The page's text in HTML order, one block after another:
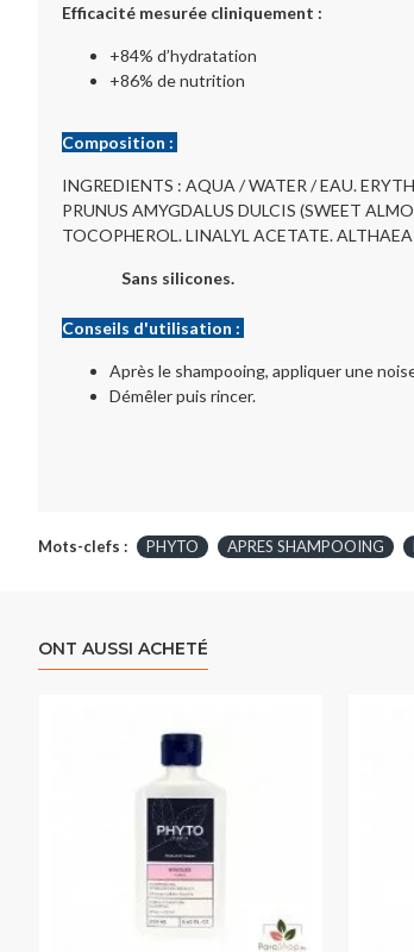
Efficacité mesurée cliniquement :
+84% d’hydratation
+86% de nutrition
Composition :
INGREDIENTS : AQUA / WATER / EAU.
PRUNUS AMYGDALUS DULCIS (SWEET
TOCOPHEROL. LINALYL ACETATE.
Sans silicones.
Conseils d'utilisation :
Après le shampooing, appliquer une
Démêler puis rincer.
Mots-clefs : PHYTO APRES SHAMPOOING
ONT AUSSI ACHETÉ